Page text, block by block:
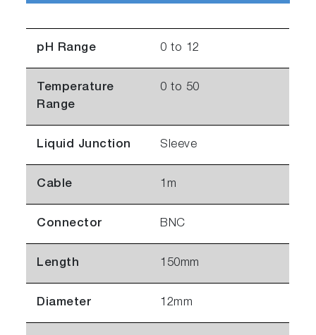
pH Range 0 to 12
Temperature
Range
0 to 50
Liquid Junction Sleeve
Cable 1m
Connector BNC
Length 150mm
Diameter 12mm